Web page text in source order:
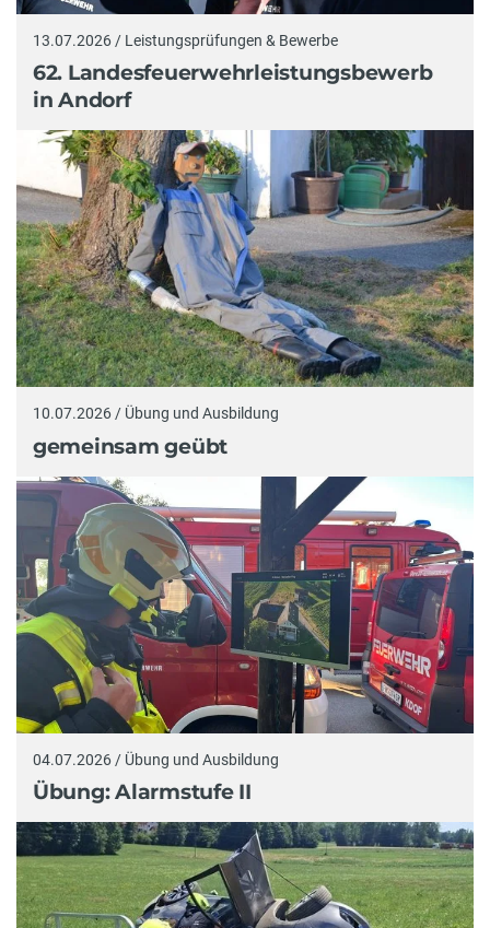
13.07.2026 / Leistungsprüfungen & Bewerbe
62. Landesfeuerwehrleistungsbewerb
in Andorf
10.07.2026 / Übung und Ausbildung
gemeinsam geübt
04.07.2026 / Übung und Ausbildung
Übung: Alarmstufe II